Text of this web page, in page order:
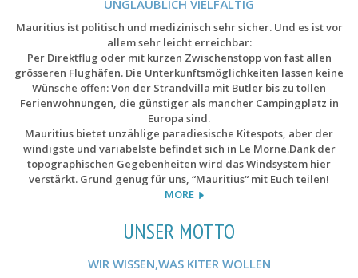
UNGLAUBLICH VIELFÄLTIG
Mauritius ist politisch und medizinisch sehr sicher. Und es ist vor
allem sehr leicht erreichbar:
Per Direktflug oder mit kurzen Zwischenstopp von fast allen
grösseren Flughäfen. Die Unterkunftsmöglichkeiten lassen keine
Wünsche offen: Von der Strandvilla mit Butler bis zu tollen
Ferienwohnungen, die günstiger als mancher Campingplatz in
Europa sind.
Mauritius bietet unzählige paradiesische Kitespots, aber der
windigste und variabelste befindet sich in Le Morne.Dank der
topographischen Gegebenheiten wird das Windsystem hier
verstärkt. Grund genug für uns, “Mauritius“ mit Euch teilen!
MORE
UNSER MOTTO
WIR WISSEN,WAS KITER WOLLEN